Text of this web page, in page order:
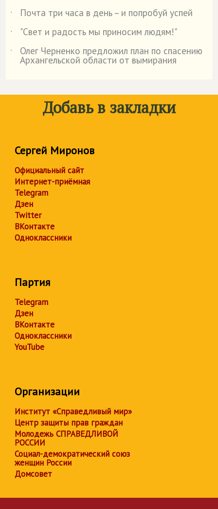
˙
Почта три часа в день – и попробуй успей
˙
"Свет и радость мы приносим людям!"
˙
Олег Черненко предложил план по спасению
Архангельской области от вымирания
Добавь в закладки
Сергей Миронов
Официальный сайт
Интернет-приёмная
Telegram
Дзен
Twitter
ВКонтакте
Одноклассники
Партия
Telegram
Дзен
ВКонтакте
Одноклассники
YouTube
Организации
Институт «Справедливый мир»
Центр защиты прав граждан
Молодежь СПРАВЕДЛИВОЙ
РОССИИ
Социал-демократический союз
женщин России
Домсовет